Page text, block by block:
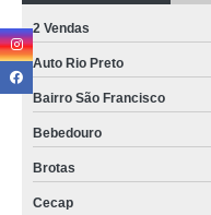
2 Vendas
Auto Rio Preto
Bairro São Francisco
Bebedouro
Brotas
Cecap